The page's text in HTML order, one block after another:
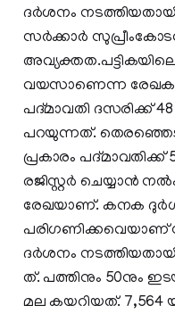
ദര്‍ശനം
സര്‍ക്കാര്‍
വയസാണെന്ന
പദ്മാവതി ദസരിക്ക്
പറയുന്നത്.
പ്രകാരം
രജിസ്റ്റര്‍ ചെയ്യാന്‍
രേഖയാണ്. ക​ന​ക
പ​രി​ഗ​ണി​ക്ക​വെ​യാ​ണ്
ദര്‍ശനം
ത്. പ​ത്തി​നും 50നും
മ​ല ക​യ​റി​യ​ത്.